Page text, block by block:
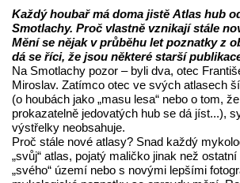
Každý houbař má doma jistě Atlas hub
Smotlachy. Proč vlastně vznikají stále
Mění se nějak v průběhu let poznatky z
dá se říci, že jsou některé starší
Na Smotlachy pozor – byli dva, otec
Miroslav. Zatímco otec ve svých atlasech
(o houbách jako „masu lesa“ nebo o tom,
prokazatelně jedovatých hub se dá jíst...),
výstřelky neobsahuje.
Proč stále nové atlasy? Snad každý
„svůj“ atlas, pojatý maličko jinak než
„svého“ území nebo s novými lepšími